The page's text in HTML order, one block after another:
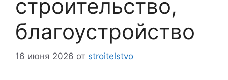
строительство,
благоустройство
16 июня 2026 от stroitelstvo